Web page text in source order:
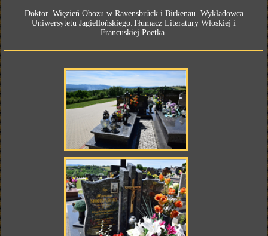
Doktor. Więzień Obozu w Ravensbrück i Birkenau. Wykładowca
Uniwersytetu Jagiellońskiego.Tłumacz Literatury Włoskiej i
Francuskiej.Poetka.